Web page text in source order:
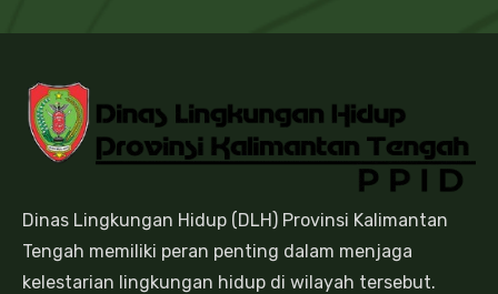
Dinas Lingkungan Hidup (DLH) Provinsi Kalimantan
Tengah memiliki peran penting dalam menjaga
kelestarian lingkungan hidup di wilayah tersebut.